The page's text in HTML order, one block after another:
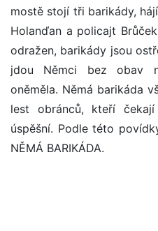
mostě stojí tři barikády,
Holanďan a policajt
odražen, barikády jsou
jdou Němci bez obav
oněměla. Němá barikáda
lest obránců, kteří
úspěšní. Podle této
NĚMÁ BARIKÁDA.